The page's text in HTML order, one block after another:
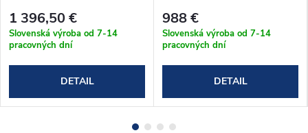
(DAH_15075KE)
1 396,50 €
Slovenská výroba od 7-14
pracovných dní
DETAIL
(AST_19090H)
988 €
Slovenská výroba od 7-14
pracovných dní
DETAIL